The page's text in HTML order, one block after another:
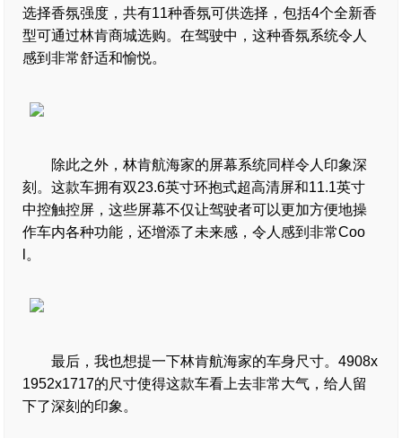
选择香氛强度，共有11种香氛可供选择，包括4个全新香
型可通过林肯商城选购。在驾驶中，这种香氛系统令人
感到非常舒适和愉悦。
除此之外，林肯航海家的屏幕系统同样令人印象深
刻。这款车拥有双23.6英寸环抱式超高清屏和11.1英寸
中控触控屏，这些屏幕不仅让驾驶者可以更加方便地操
作车内各种功能，还增添了未来感，令人感到非常Coo
l。
最后，我也想提一下林肯航海家的车身尺寸。4908x
1952x1717的尺寸使得这款车看上去非常大气，给人留
下了深刻的印象。